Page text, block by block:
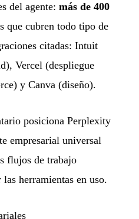
del agente: más de 400
que cubren todo tipo de
citadas: Intuit
Vercel (despliegue
y Canva (diseño).
posiciona Perplexity
empresarial universal
flujos de trabajo
herramientas en uso.